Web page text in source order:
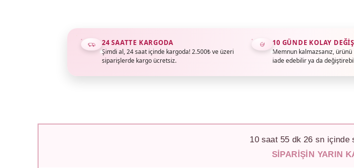
24 SAATTE KARGODA
Şimdi al, 24 saat içinde kargoda! 2.500₺ ve üzeri
siparişlerde kargo ücretsiz.
10 GÜNDE KOLAY
Memnun kalmazsanız,
iade edebilir ya da
10saat 55 dk 23 sn içinde
SIPARIŞIN YARIN